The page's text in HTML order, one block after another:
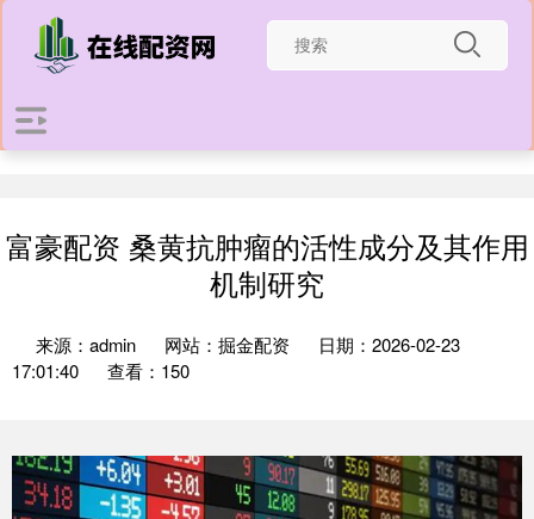
富豪配资 桑黄抗肿瘤的活性成分及其作用
机制研究
来源：admin 网站：掘金配资
日期：2026-02-23
17:01:40
查看：150